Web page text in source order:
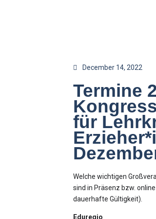
December 14, 2022
Termine
für
Welche wichtigen
sind in Präsenz bzw.
dauerhafte Gültigkeit).
Eduregio